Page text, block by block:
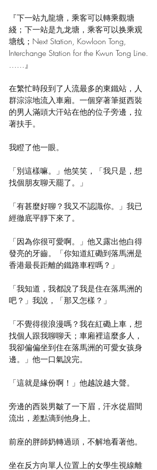
『下一站九龍塘，乘客可以轉乘觀塘
綫；下一站是九龙塘，乘客可以换乘观
塘线；Next Station, Kowloon Tong,
Interchange Station for the Kwun Tong Line.
……』
在繁忙時段到了人流最多的東鐵站，人
群淙淙地流入車廂。一個穿著筆挺西裝
的男人滿頭大汗站在他的位子旁邊，拉
著扶手。
我瞪了他一眼。
「別這樣嘛。」他笑笑，「我只是，想
找個朋友聊天罷了。」
「有甚麼好聊？我又不認識你。」我已
經徹底平靜下來了。
「因為你很可愛啊。」他又露出他白得
發亮的牙齒。「你知道紅磡到落馬洲是
香港最長距離的鐵路車程嗎？」
「我知道，我都說了我是住在落馬洲的
吧？」我說，「那又怎樣？」
「不覺得很浪漫嗎？我在紅磡上車，想
找個人跟我聊聊天；車廂裡這麼多人，
我卻偏偏坐到住在落馬洲的可愛女孩身
邊。」他一口氣說完。
「這就是緣份啊！」他越說越大聲。
旁邊的西裝男皺了一下眉，汗水從眉間
流出，差點滴到他身上。
前座的胖師奶轉過頭，不解地看著他。
坐在反方向單人位置上的女學生視線離